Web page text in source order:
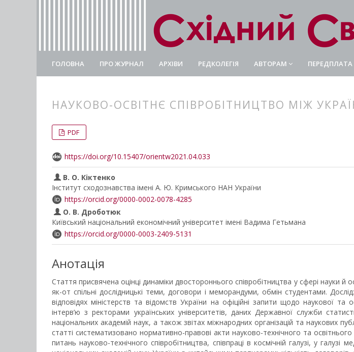
ГОЛОВНА ПРО ЖУРНАЛ АРХІВИ РЕДКОЛЕГІЯ АВТОРАМ ПЕРЕДПЛАТА
НАУКОВО-ОСВІТНЄ СПІВРОБІТНИЦТВО МІЖ
##plugins.themes.bootstrap3.article.main##
##plugins.themes.bootstrap3.article.sidebar##
PDF
https://doi.org/10.15407/orientw2021.04.033
В. О. Кіктенко
Інститут сходознавства імені А. Ю. Кримського НАН України
https://orcid.org/0000-0002-0078-4285
О. В. Дроботюк
Київський національний економічний університет імені Вадима Гетьмана
https://orcid.org/0000-0003-2409-5131
Анотація
Стаття присвячена оцінці динаміки двостороннього співробітництва у сфері науки й
як-от спільні дослідницькі теми, договори і меморандуми, обмін студентами.
відповідях міністерств та відомств України на офіційні запити щодо наукової
інтерв’ю з ректорами українських університетів, даних Державної служби
національних академій наук, а також звітах міжнародних організацій та наукових
статті систематизовано нормативно-правові акти науково-технічного та
питань науково-технічного співробітництва, співпраці в космічній галузі, у